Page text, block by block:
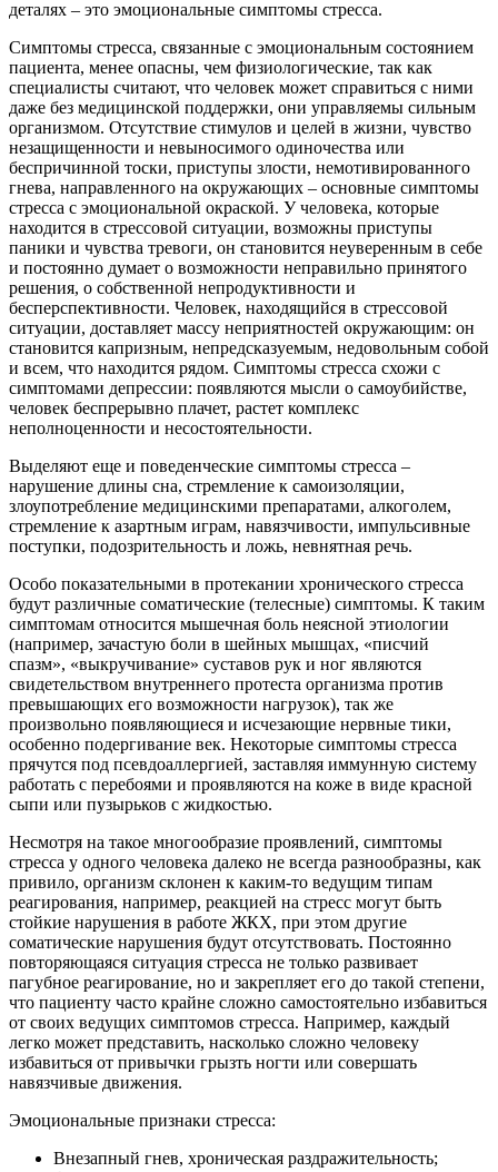
деталях – это эмоциональные симптомы стресса.
Симптомы стресса, связанные с эмоциональным состоянием
пациента, менее опасны, чем физиологические, так как
специалисты считают, что человек может справиться с ними
даже без медицинской поддержки, они управляемы сильным
организмом. Отсутствие стимулов и целей в жизни, чувство
незащищенности и невыносимого одиночества или
беспричинной тоски, приступы злости, немотивированного
гнева, направленного на окружающих – основные симптомы
стресса с эмоциональной окраской. У человека, которые
находится в стрессовой ситуации, возможны приступы
паники и чувства тревоги, он становится неуверенным в себе
и постоянно думает о возможности неправильно принятого
решения, о собственной непродуктивности и
бесперспективности. Человек, находящийся в стрессовой
ситуации, доставляет массу неприятностей окружающим: он
становится капризным, непредсказуемым, недовольным собой
и всем, что находится рядом. Симптомы стресса схожи с
симптомами депрессии: появляются мысли о самоубийстве,
человек беспрерывно плачет, растет комплекс
неполноценности и несостоятельности.
Выделяют еще и поведенческие симптомы стресса –
нарушение длины сна, стремление к самоизоляции,
злоупотребление медицинскими препаратами, алкоголем,
стремление к азартным играм, навязчивости, импульсивные
поступки, подозрительность и ложь, невнятная речь.
Особо показательными в протекании хронического стресса
будут различные соматические (телесные) симптомы. К таким
симптомам относится мышечная боль неясной этиологии
(например, зачастую боли в шейных мышцах, «писчий
спазм», «выкручивание» суставов рук и ног являются
свидетельством внутреннего протеста организма против
превышающих его возможности нагрузок), так же
произвольно появляющиеся и исчезающие нервные тики,
особенно подергивание век. Некоторые симптомы стресса
прячутся под псевдоаллергией, заставляя иммунную систему
работать с перебоями и проявляются на коже в виде красной
сыпи или пузырьков с жидкостью.
Несмотря на такое многообразие проявлений, симптомы
стресса у одного человека далеко не всегда разнообразны, как
привило, организм склонен к каким-то ведущим типам
реагирования, например, реакцией на стресс могут быть
стойкие нарушения в работе ЖКХ, при этом другие
соматические нарушения будут отсутствовать. Постоянно
повторяющаяся ситуация стресса не только развивает
пагубное реагирование, но и закрепляет его до такой степени,
что пациенту часто крайне сложно самостоятельно избавиться
от своих ведущих симптомов стресса. Например, каждый
легко может представить, насколько сложно человеку
избавиться от привычки грызть ногти или совершать
навязчивые движения.
Эмоциональные признаки стресса:
Внезапный гнев, хроническая раздражительность;